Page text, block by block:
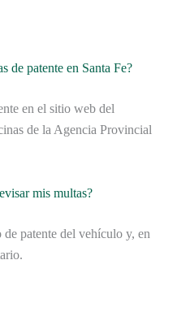
de patente en Santa Fe?
en el sitio web del
de la Agencia Provincial
mis multas?
patente del vehículo y, en